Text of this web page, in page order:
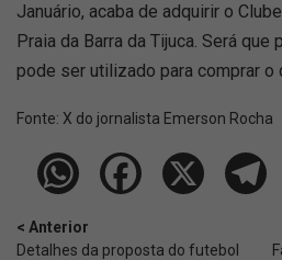
Januário, acaba de adquirir o
Praia da Barra da Tijuca. Será
pode ser utilizado para comprar o
Fonte: X do jornalista Emerson Rocha
< Anterior
Detalhes da proposta do futebol